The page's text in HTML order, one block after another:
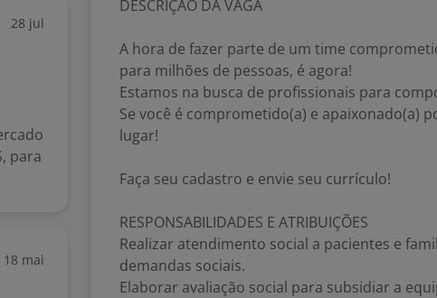
28 jul
para
18 mai
DESCRIÇÃO DA VAGA
A hora de fazer parte de um time
para milhões de pessoas, é agora!
Estamos na busca de profissionais para
Se você é comprometido(a) e apaixonado(a)
lugar!
Faça seu cadastro e envie seu currículo!
RESPONSABILIDADES E ATRIBUIÇÕES
Realizar atendimento social a pacientes e
demandas sociais.
Elaborar avaliação social para subsidiar a